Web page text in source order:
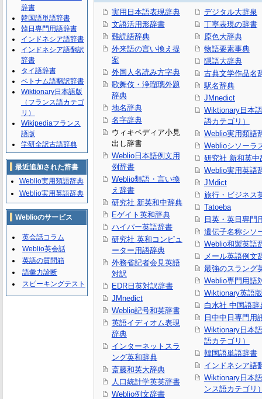
実用日本語表現辞典
文語活用形辞書
難読語辞典
外来語の言い換え提
案
外国人名読み方字典
歌舞伎・浄瑠璃外題
辞典
地名辞典
名字辞典
ウィキペディア小見
出し辞書
Weblio日本語例文用
例辞書
Weblio類語・言い換
え辞書
研究社 新英和中辞典
Eゲイト英和辞典
ハイパー英語辞書
研究社 英和コンピュ
ーター用語辞典
外務省記者会見英語
対訳
EDR日英対訳辞書
JMnedict
Weblio記号和英辞書
英語イディオム表現
辞典
インターネットスラ
ング英和辞典
斎藤和英大辞典
人口統計学英英辞書
Weblio例文辞書
デジタル大辞泉
丁寧表現の辞書
原色大辞典
物語要素事典
隠語大辞典
古典文学作品名
駅名辞典
JMnedict
Wiktionary日本
語カテゴリ）
Weblio実用類語
Weblioシソーラ
研究社 新和英中
Weblio実用英語
JMdict
旅行・ビジネス
Tatoeba
日英・英日専門
遺伝子名称シソ
Weblio和製英語
メール英語例文
最強のスラング
Weblio専門用語
Wiktionary英語版
白水社 中国語辞
日中中日専門用
Wiktionary日本
語カテゴリ）
韓国語単語辞書
インドネシア語
Wiktionary日本
ンス語カテゴリ
辞書
韓国語単語辞書
韓日専門用語辞書
インドネシア語辞書
インドネシア語翻訳
辞書
タイ語辞書
ベトナム語翻訳辞書
Wiktionary日本語版
（フランス語カテゴ
リ）
Wikipediaフランス
語版
学研全訳古語辞典
最近追加された辞書
Weblio実用類語辞典
Weblio実用英語辞典
Weblioのサービス
英会話コラム
Weblio英会話
英語の質問箱
語彙力診断
スピーキングテスト